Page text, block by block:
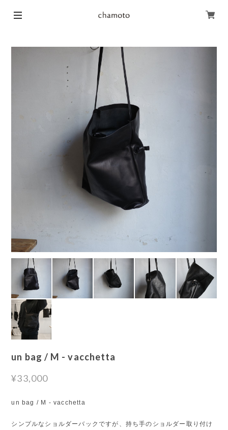
un bag / M - vacchetta
¥33,000
un bag / M - vacchetta
シンプルなショルダーバックですが、持ち手のショルダー取り付け